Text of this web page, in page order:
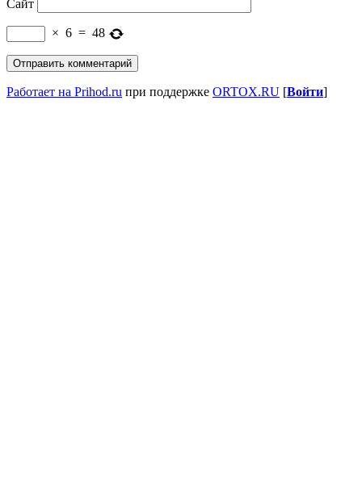
Сайт
× 6 = 48
Работает на Prihod.ru при поддержке ORTOX.RU [Войти]